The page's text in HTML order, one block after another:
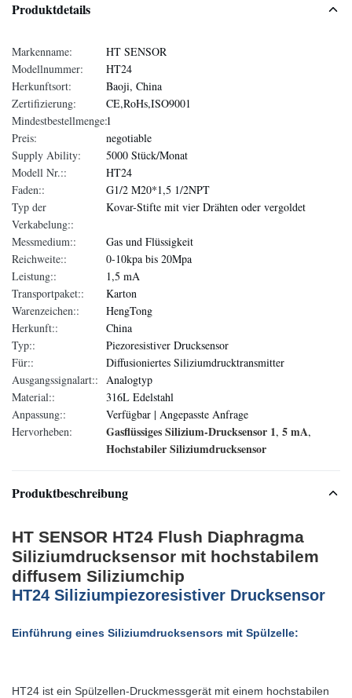
Produktdetails
Markenname:
HT SENSOR
Modellnummer:
HT24
Herkunftsort:
Baoji, China
Zertifizierung:
CE,RoHs,ISO9001
Mindestbestellmenge:1
Preis:
negotiable
Supply Ability:
5000 Stück/Monat
Modell Nr.::
HT24
Faden::
G1/2 M20*1,5 1/2NPT
Typ der
Verkabelung::
Kovar-Stifte mit vier Drähten oder vergoldet
Messmedium::
Gas und Flüssigkeit
Reichweite::
0-10kpa bis 20Mpa
Leistung::
1,5 mA
Transportpaket::
Karton
Warenzeichen::
HengTong
Herkunft::
China
Typ::
Piezoresistiver Drucksensor
Für::
Diffusioniertes Siliziumdrucktransmitter
Ausgangssignalart:: Analogtyp
Material::
316L Edelstahl
Anpassung::
Verfügbar | Angepasste Anfrage
Hervorheben:
Gasflüssiges Silizium-Drucksensor 1, 5 mA,
Hochstabiler Siliziumdrucksensor
Produktbeschreibung
HT SENSOR HT24 Flush Diaphragma
Siliziumdrucksensor mit hochstabilem
diffusem Siliziumchip
HT24 Siliziumpiezoresistiver Drucksensor
Einführung eines Siliziumdrucksensors mit Spülzelle:
HT24 ist ein Spülzellen-Druckmessgerät mit einem hochstabilen